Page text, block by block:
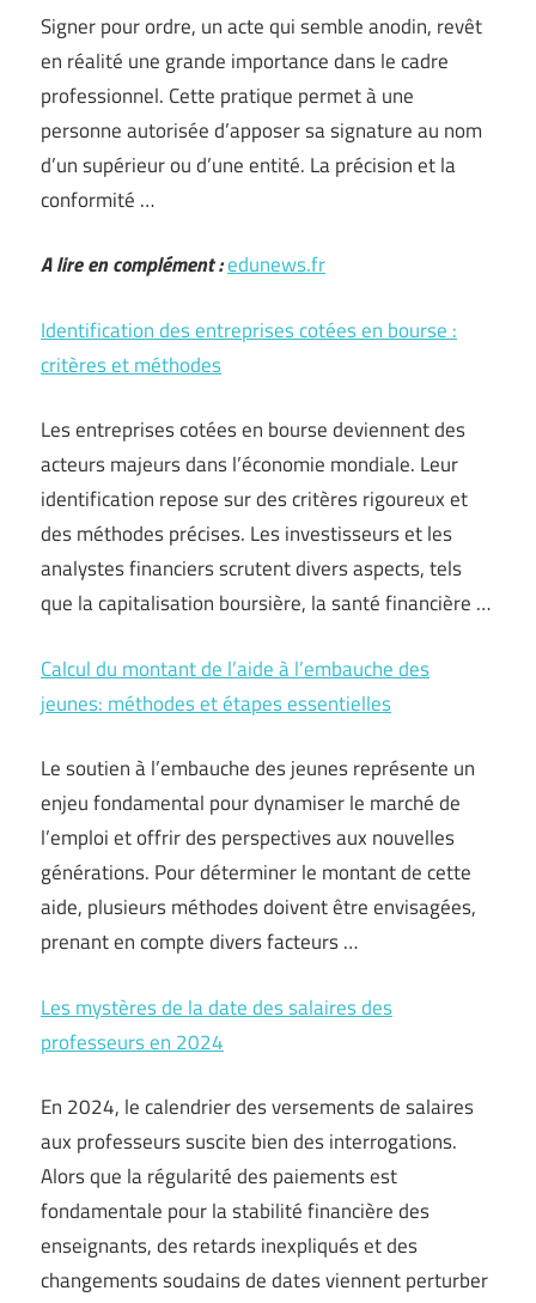
Signer pour ordre, un acte qui semble anodin, revêt
en réalité une grande importance dans le cadre
professionnel. Cette pratique permet à une
personne autorisée d’apposer sa signature au nom
d’un supérieur ou d’une entité. La précision et la
conformité …
A lire en complément :edunews.fr
Identification des entreprises cotées en bourse :
critères et méthodes
Les entreprises cotées en bourse deviennent des
acteurs majeurs dans l’économie mondiale. Leur
identification repose sur des critères rigoureux et
des méthodes précises. Les investisseurs et les
analystes financiers scrutent divers aspects, tels
que la capitalisation boursière, la santé financière …
Calcul du montant de l’aide à l’embauche des
jeunes: méthodes et étapes essentielles
Le soutien à l’embauche des jeunes représente un
enjeu fondamental pour dynamiser le marché de
l’emploi et offrir des perspectives aux nouvelles
générations. Pour déterminer le montant de cette
aide, plusieurs méthodes doivent être envisagées,
prenant en compte divers facteurs …
Les mystères de la date des salaires des
professeurs en 2024
En 2024, le calendrier des versements de salaires
aux professeurs suscite bien des interrogations.
Alors que la régularité des paiements est
fondamentale pour la stabilité financière des
enseignants, des retards inexpliqués et des
changements soudains de dates viennent perturber